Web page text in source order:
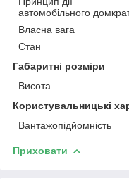
автомобільного
Власна вага
Стан
Габаритні розміри
Висота
Користувальницькі
Вантажопідйомність
Приховати